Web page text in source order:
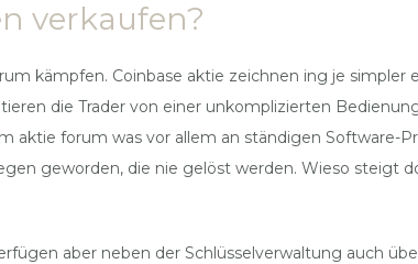
verkaufen?
kämpfen. Coinbase aktie zeichnen ing je
die Trader von einer unkomplizierten
aktie forum was vor allem an ständigen Software-
geworden, die nie gelöst werden. Wieso steigt
aber neben der Schlüsselverwaltung auch